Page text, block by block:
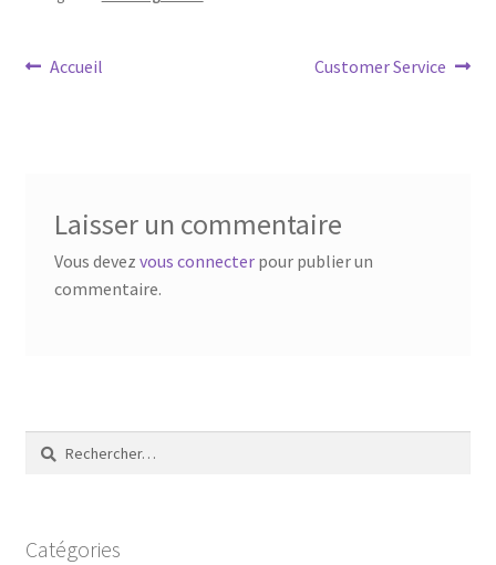
Navigation
Article
Accueil
Article
Customer Service
Laisser un commentaire
Vous devez vous connecterpour publier un
commentaire.
Rechercher :
Catégories